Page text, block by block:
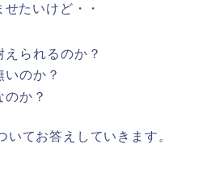
たいけど・・
られるのか？
のか？
か？
いてお答えしていきます。